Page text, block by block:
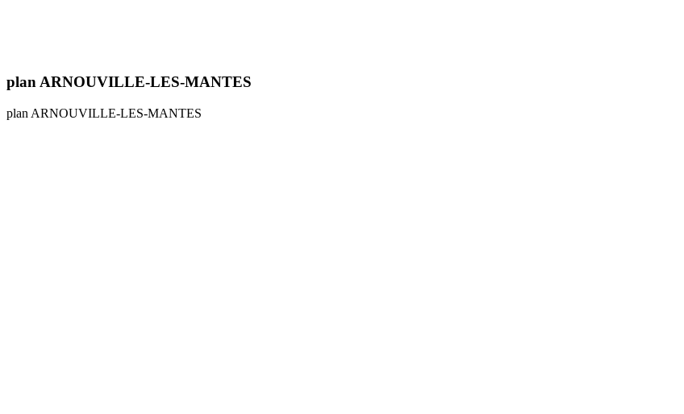
plan ARNOUVILLE-LES-MANTES
plan ARNOUVILLE-LES-MANTES